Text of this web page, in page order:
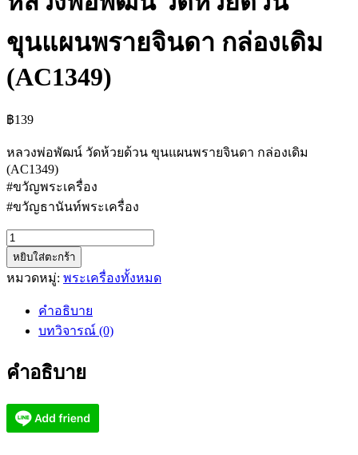
ขุนแผนพรายจินดา กล่องเดิม
(AC1349)
฿139
หลวงพ่อพัฒน์ วัดห้วยด้วน ขุนแผนพรายจินดา กล่องเดิม
(AC1349)
#ขวัญพระเครื่อง
#ขวัญธานันท์พระเครื่อง
จำนวน
หลวง
พ่อ
ขุนแผน
จินดา
หยิบใส่ตะกร้า
หมวดหมู่: พระเครื่องทั้งหมด
คำอธิบาย
บทวิจารณ์ (0)
คำอธิบาย